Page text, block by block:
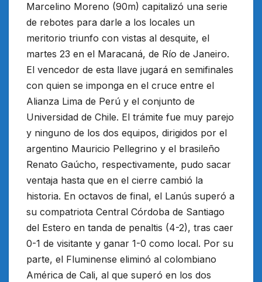
Marcelino Moreno (90m) capitalizó una serie
de rebotes para darle a los locales un
meritorio triunfo con vistas al desquite, el
martes 23 en el Maracaná, de Río de Janeiro.
El vencedor de esta llave jugará en semifinales
con quien se imponga en el cruce entre el
Alianza Lima de Perú y el conjunto de
Universidad de Chile. El trámite fue muy parejo
y ninguno de los dos equipos, dirigidos por el
argentino Mauricio Pellegrino y el brasileño
Renato Gaúcho, respectivamente, pudo sacar
ventaja hasta que en el cierre cambió la
historia. En octavos de final, el Lanús superó a
su compatriota Central Córdoba de Santiago
del Estero en tanda de penaltis (4-2), tras caer
0-1 de visitante y ganar 1-0 como local. Por su
parte, el Fluminense eliminó al colombiano
América de Cali, al que superó en los dos